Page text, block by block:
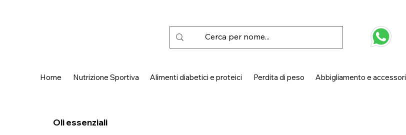
Home Nutrizione Sportiva Alimenti diabetici e proteici Perdita di peso Abbigliamento e accessori
Oli essenziali